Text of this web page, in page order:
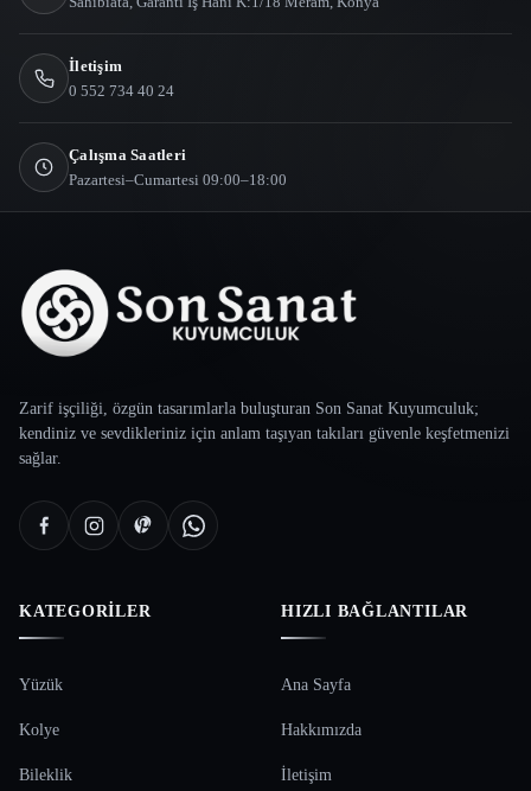
İletişim
0 552 734 40 24
Çalışma Saatleri
Pazartesi–Cumartesi 09:00–18:00
Zarif işçiliği, özgün tasarımlarla buluşturan Son Sanat Kuyumculuk;
kendiniz ve sevdikleriniz için anlam taşıyan takıları güvenle keşfetmenizi
sağlar.
KATEGORILER
Yüzük
Kolye
Bileklik
HIZLI BAĞLANTILAR
Ana Sayfa
Hakkımızda
İletişim